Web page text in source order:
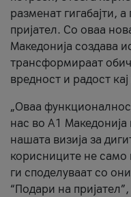
разменат гигабајти,
пријател. Со оваа
Македонија создава
трансформираат
вредност и радост
„Оваа
нас во А1 Македонија
нашата визија за
корисниците не само
ги споделуваат со
“Подари на